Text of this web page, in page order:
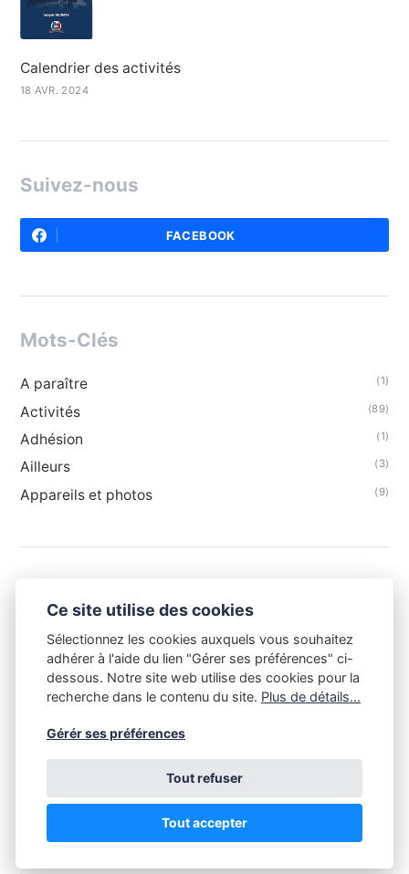
Calendrier des activités
18 AVR. 2024
Suivez-nous
FACEBOOK
Mots-Clés
A paraître (1)
Activités (89)
Adhésion (1)
Ailleurs (3)
Appareils et photos (9)
Tout le contenu de ce site est la propriété du Club Niépce-
Lumière et est soumis aux règles du droit d'auteur. Toute copie
sans l'accord du Club Niépce-Lumière, quelle qu'en soit la
destination, est illégale. Copyright Club Niépce-Lumière
Ce site utilise des cookies
Sélectionnez les cookies auxquels vous souhaitez
adhérer à l'aide du lien "Gérer ses préférences" ci-
dessous. Notre site web utilise des cookies pour la
recherche dans le contenu du site. Plus de détails...
Gérér ses préférences
Tout refuser
Tout accepter